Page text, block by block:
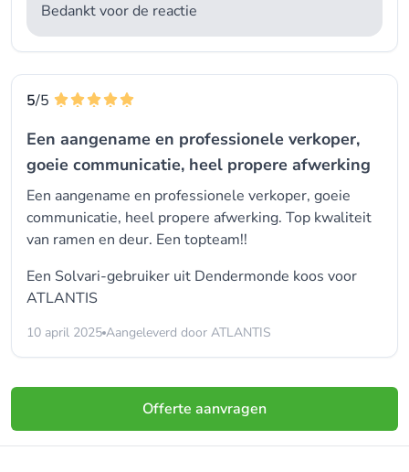
Bedankt voor de reactie
5/5
Een aangename en professionele verkoper,
goeie communicatie, heel propere afwerking
Een aangename en professionele verkoper, goeie
communicatie, heel propere afwerking. Top kwaliteit
van ramen en deur. Een topteam!!
Een Solvari-gebruiker uit Dendermonde koos voor
ATLANTIS
10 april 2025 Aangeleverd door ATLANTIS
Offerte aanvragen